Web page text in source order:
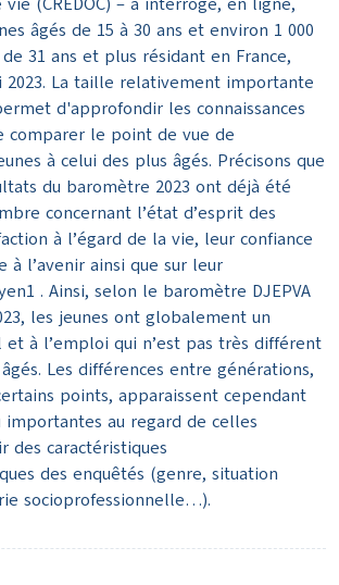
âgés de 15 à 30 ans et environ 1 000
31 ans et plus résidant en France,
La taille relativement importante
d'approfondir les connaissances
comparer le point de vue de
à celui des plus âgés. Précisons que
du baromètre 2023 ont déjà été
concernant l’état d’esprit des
à l’égard de la vie, leur confiance
à l’avenir ainsi que sur leur
. Ainsi, selon le baromètre DJEPVA
les jeunes ont globalement un
à l’emploi qui n’est pas très différent
Les différences entre générations,
points, apparaissent cependant
au regard de celles
des caractéristiques
des enquêtés (genre, situation
socioprofessionnelle…).